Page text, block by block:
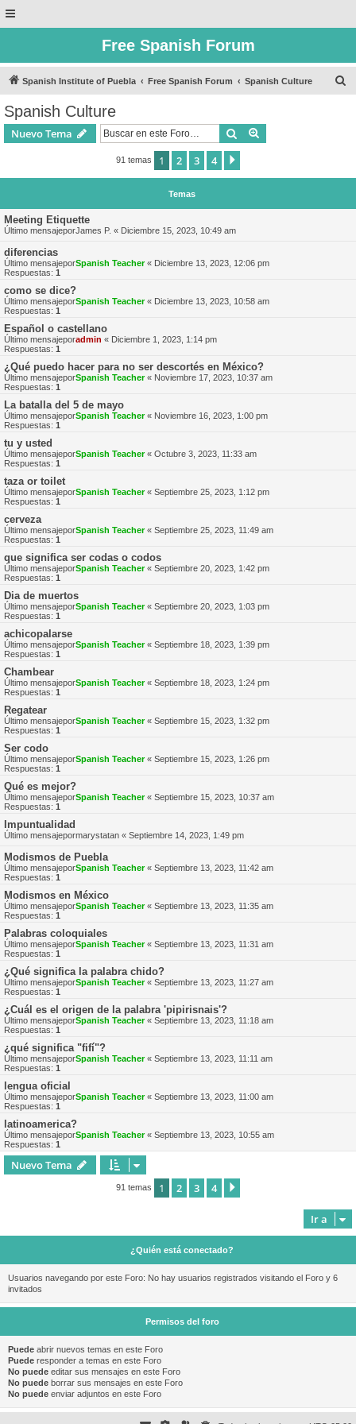
Free Spanish Forum
Spanish Institute of Puebla Free Spanish Forum Spanish Culture
Spanish Culture
Nuevo Tema Buscar
91 temas 1 2 3 4
Temas
Meeting Etiquette
Último mensajeporJames P. « Diciembre 15, 2023, 10:49 am
diferencias
Último mensajeporSpanish Teacher« Diciembre 13, 2023, 12:06 pm
Respuestas: 1
como se dice?
Último mensajeporSpanish Teacher« Diciembre 13, 2023, 10:58 am
Respuestas: 1
Español o castellano
Último mensajeporadmin « Diciembre 1, 2023, 1:14 pm
Respuestas: 1
¿Qué puedo hacer para no ser descortés en México?
Último mensajeporSpanish Teacher« Noviembre 17, 2023, 10:37 am
Respuestas: 1
La batalla del 5 de mayo
Último mensajeporSpanish Teacher« Noviembre 16, 2023, 1:00 pm
Respuestas: 1
tu y usted
Último mensajeporSpanish Teacher« Octubre 3, 2023, 11:33 am
Respuestas: 1
taza or toilet
Último mensajeporSpanish Teacher« Septiembre 25, 2023, 1:12 pm
Respuestas: 1
cerveza
Último mensajeporSpanish Teacher« Septiembre 25, 2023, 11:49 am
Respuestas: 1
que significa ser codas o codos
Último mensajeporSpanish Teacher« Septiembre 20, 2023, 1:42 pm
Respuestas: 1
Dia de muertos
Último mensajeporSpanish Teacher« Septiembre 20, 2023, 1:03 pm
Respuestas: 1
achicopalarse
Último mensajeporSpanish Teacher« Septiembre 18, 2023, 1:39 pm
Respuestas: 1
Chambear
Último mensajeporSpanish Teacher« Septiembre 18, 2023, 1:24 pm
Respuestas: 1
Regatear
Último mensajeporSpanish Teacher« Septiembre 15, 2023, 1:32 pm
Respuestas: 1
Ser codo
Último mensajeporSpanish Teacher« Septiembre 15, 2023, 1:26 pm
Respuestas: 1
Qué es mejor?
Último mensajeporSpanish Teacher« Septiembre 15, 2023, 10:37 am
Respuestas: 1
Impuntualidad
Último mensajepormarystatan « Septiembre 14, 2023, 1:49 pm
Modismos de Puebla
Último mensajeporSpanish Teacher« Septiembre 13, 2023, 11:42 am
Respuestas: 1
Modismos en México
Último mensajeporSpanish Teacher« Septiembre 13, 2023, 11:35 am
Respuestas: 1
Palabras coloquiales
Último mensajeporSpanish Teacher« Septiembre 13, 2023, 11:31 am
Respuestas: 1
¿Qué significa la palabra chido?
Último mensajeporSpanish Teacher« Septiembre 13, 2023, 11:27 am
Respuestas: 1
¿Cuál es el origen de la palabra 'pipirisnais'?
Último mensajeporSpanish Teacher« Septiembre 13, 2023, 11:18 am
Respuestas: 1
¿qué significa "fifí"?
Último mensajeporSpanish Teacher« Septiembre 13, 2023, 11:11 am
Respuestas: 1
lengua oficial
Último mensajeporSpanish Teacher« Septiembre 13, 2023, 11:00 am
Respuestas: 1
latinoamerica?
Último mensajeporSpanish Teacher« Septiembre 13, 2023, 10:55 am
Respuestas: 1
Nuevo Tema
91 temas 1 2 3 4
Ir a
¿Quién está conectado?
Usuarios navegando por este Foro: No hay usuarios registrados visitando el Foro y 6
invitados
Permisos del foro
Puede abrir nuevos temas en este Foro
Puede responder a temas en este Foro
No puede editar sus mensajes en este Foro
No puede borrar sus mensajes en este Foro
No puede enviar adjuntos en este Foro